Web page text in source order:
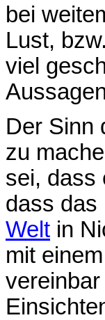
bei
Lust,
viel
Der Sinn
zu
sei, dass
dass das
Welt in
mit